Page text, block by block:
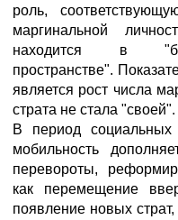
роль,
маргинальной
находится в
пространстве".
является рост числа
страта не стала "своей".
В период социальных
мобильность
перевороты,
как перемещение
появление новых